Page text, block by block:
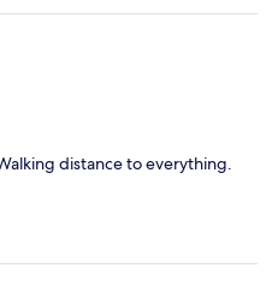
distance to everything.